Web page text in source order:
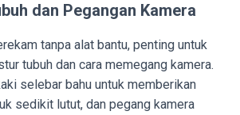
dan Pegangan Kamera
tanpa alat bantu, penting untuk
tubuh dan cara memegang kamera.
selebar bahu untuk memberikan
sedikit lutut, dan pegang kamera